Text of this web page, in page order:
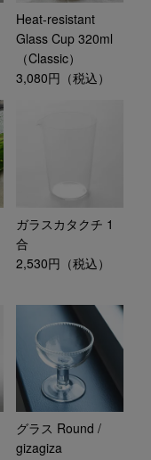
Heat-resistant
Glass Cup 320ml
（Classic）
3,080円（税込）
ガラスカタクチ 1
合
2,530円（税込）
グラス Round /
gizagiza